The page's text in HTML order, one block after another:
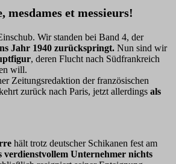
mesdames et messieurs!
Wir standen bei Band 4, der
Jahr 1940 zurückspringt. Nun sind wir
, deren Flucht nach Südfrankreich
will.
Zeitungsredaktion der französischen
zurück nach Paris, jetzt allerdings als
hält trotz deutscher Schikanen fest am
verdienstvollem Unternehmer nichts